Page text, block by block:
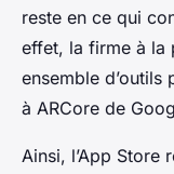
reste en ce qui
effet, la firme à la
ensemble
à ARCore de
Ainsi, l’App Store